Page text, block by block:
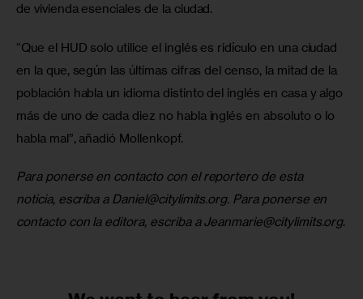
de vivienda esenciales de la ciudad.
“Que el HUD solo utilice el inglés es ridículo en una ciudad
en la que, según las últimas cifras del censo, la mitad de la
población habla un idioma distinto del inglés en casa y algo
más de uno de cada diez no habla inglés en absoluto o lo
habla mal”, añadió Mollenkopf.
Para ponerse en contacto con el reportero de esta
noticia, escriba a Daniel@citylimits.org. Para ponerse en
contacto con la editora, escriba a Jeanmarie@citylimits.org.